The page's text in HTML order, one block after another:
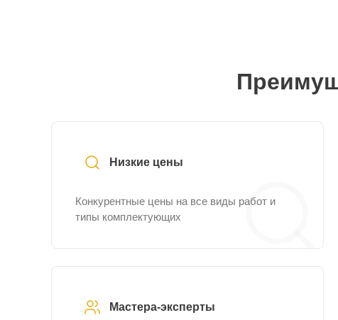
Низкие цены
Конкурентные цены на все виды работ и
типы комплектующих
Мастера-эксперты